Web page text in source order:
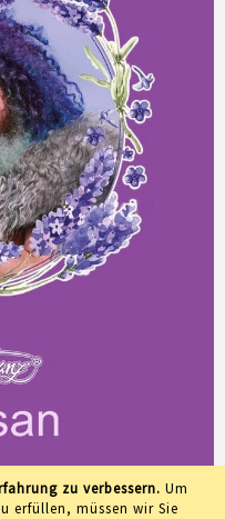
zu verbessern. Um
erfüllen, müssen wir Sie